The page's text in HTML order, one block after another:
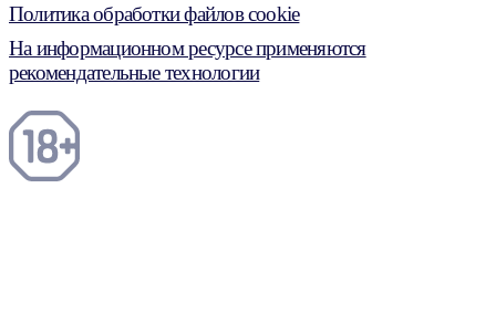
Политика обработки файлов cookie
На информационном ресурсе применяются
рекомендательные технологии